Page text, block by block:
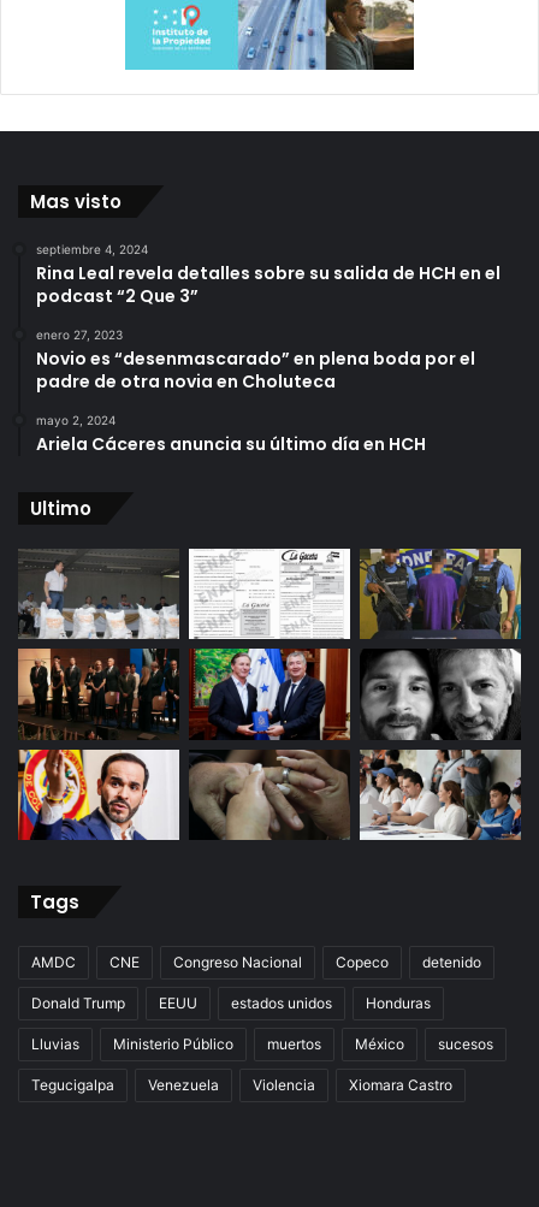
Mas visto
septiembre 4, 2024
Rina Leal revela detalles sobre su salida de HCH en el
podcast “2 Que 3”
enero 27, 2023
Novio es “desenmascarado” en plena boda por el
padre de otra novia en Choluteca
mayo 2, 2024
Ariela Cáceres anuncia su último día en HCH
Ultimo
Tags
AMDC CNE Congreso Nacional Copeco detenido
Donald Trump EEUU estados unidos Honduras
Lluvias Ministerio Público muertos México sucesos
Tegucigalpa Venezuela Violencia Xiomara Castro